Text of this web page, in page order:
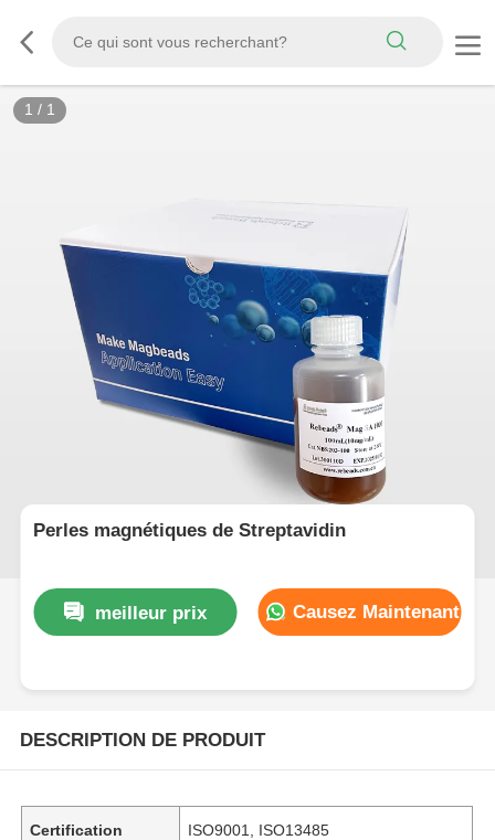
1 / 1
Perles magnétiques de Streptavidin
meilleur prix Causez Maintenant
DESCRIPTION DE PRODUIT
Certification ISO9001, ISO13485